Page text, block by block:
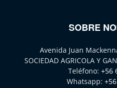
SOBRE
Avenida Juan
SOCIEDAD AGRICOLA Y
Teléfono: +56
Whatsapp: